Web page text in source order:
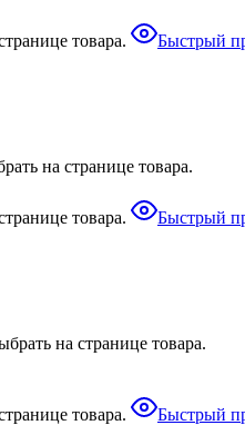
товара.
Быстрый
на странице товара.
товара.
Быстрый
на странице товара.
товара.
Быстрый